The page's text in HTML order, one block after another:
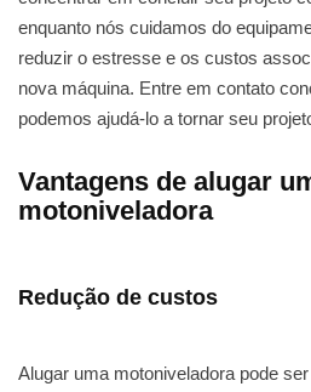
enquanto nós cuidamos do
reduzir o estresse e os custos
nova máquina. Entre em contato
podemos ajudá-lo a tornar seu
Vantagens de alugar
motoniveladora
Redução de custos
Alugar uma motoniveladora pode